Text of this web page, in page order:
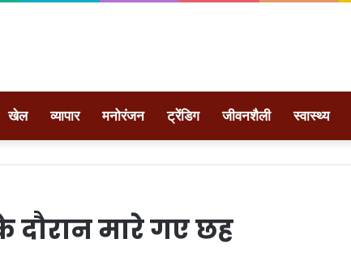
खेल व्यापार मनोरंजन ट्रेंडिग जीवनशैली स्वास्थ्य
दौरान मारे गए छह